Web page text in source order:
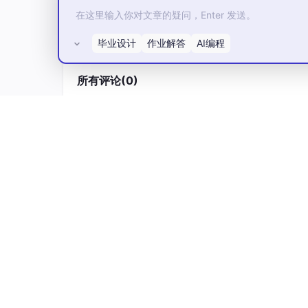
4 SCSSA-CNN-BiLSTM时间
所有评论(0)
毕业设计 作业解答 AI编程